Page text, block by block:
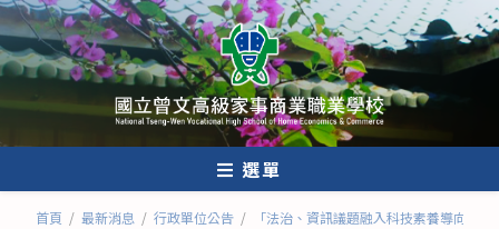
跳
轉
至
內
選單
首頁 / 最新消息 / 行政單位公告 / 「法治、資訊議題融入科技素養導向教